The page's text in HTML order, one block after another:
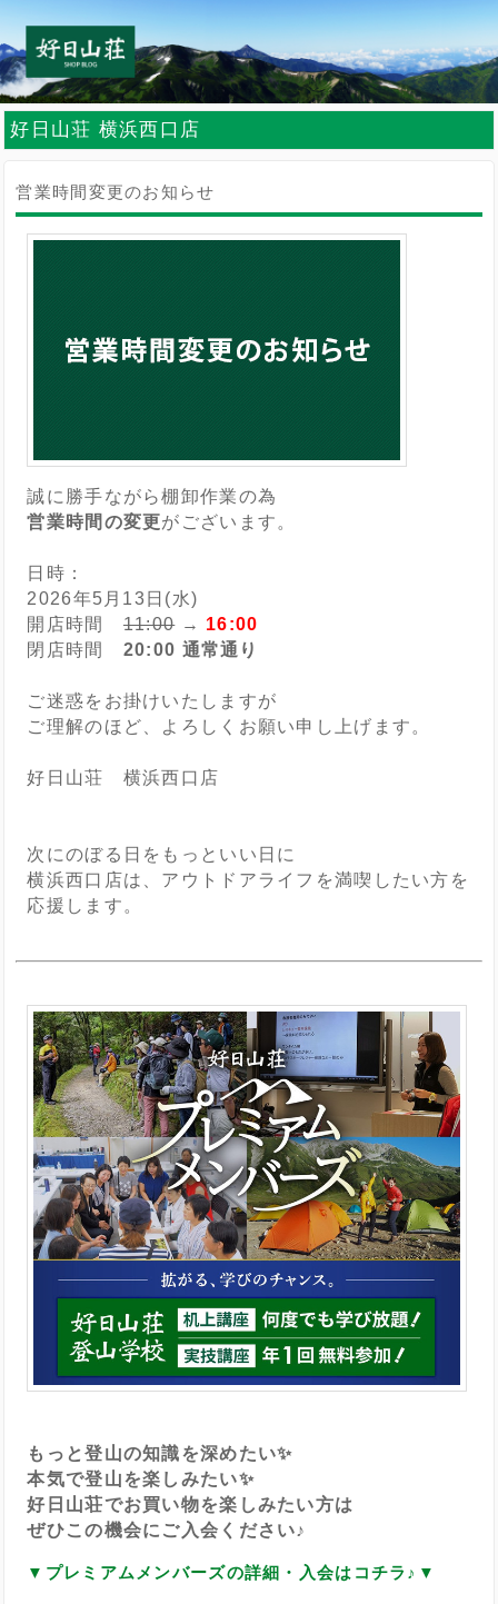
好日山荘 横浜西口店
営業時間変更のお知らせ
誠に勝手ながら棚卸作業の為
営業時間の変更がございます。
日時：
2026年5月13日(水)
開店時間 11:00→ 16:00
閉店時間 20:00 通常通り
ご迷惑をお掛けいたしますが
ご理解のほど、よろしくお願い申し上げます。
好日山荘 横浜西口店
次にのぼる日をもっといい日に
横浜西口店は、アウトドアライフを満喫したい方を
応援します。
もっと登山の知識を深めたい✨
本気で登山を楽しみたい✨
好日山荘でお買い物を楽しみたい方は
ぜひこの機会にご入会ください♪
▼プレミアムメンバーズの詳細・入会はコチラ♪▼